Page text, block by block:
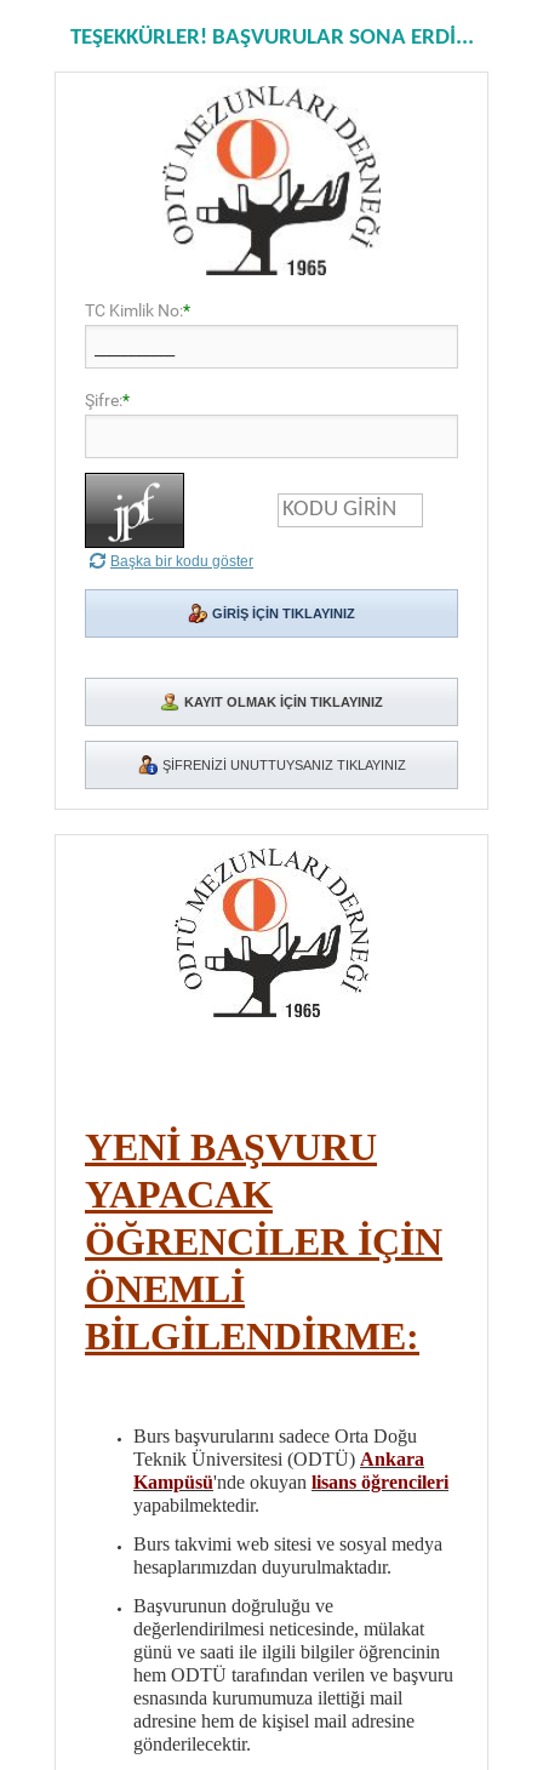
TEŞEKKÜRLER! BAŞVURULAR SONA ERDİ...
TC Kimlik No:*
Şifre:*
Başka bir kodu göster
GİRİŞ İÇİN TIKLAYINIZ
KAYIT OLMAK İÇİN TIKLAYINIZ
ŞİFRENİZİ UNUTTUYSANIZ TIKLAYINIZ
YENİ BAŞVURU
YAPACAK
ÖĞRENCİLER İÇİN
ÖNEMLİ
BİLGİLENDİRME:
Burs başvurularını sadece Orta Doğu
Teknik Üniversitesi (ODTÜ) Ankara
Kampüsü'nde okuyan lisans öğrencileri
yapabilmektedir.
Burs takvimi web sitesi ve sosyal medya
hesaplarımızdan duyurulmaktadır.
Başvurunun doğruluğu ve
değerlendirilmesi neticesinde, mülakat
günü ve saati ile ilgili bilgiler öğrencinin
hem ODTÜ tarafından verilen ve başvuru
esnasında kurumumuza ilettiği mail
adresine hem de kişisel mail adresine
gönderilecektir.